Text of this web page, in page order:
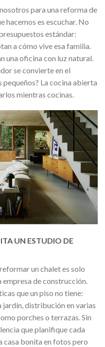
para una reforma de
hacemos es escuchar. No
estándar:
a cómo vive esa familia.
una oficina con luz natural.
se convierte en el
pequeños? La cocina abierta
mientras cocinas.
UN ESTUDIO DE
un chalet es solo
empresa de construcción.
que un piso no tiene:
jardín, distribución en varias
porches o terrazas. Sin
que planifique cada
casa bonita en fotos pero